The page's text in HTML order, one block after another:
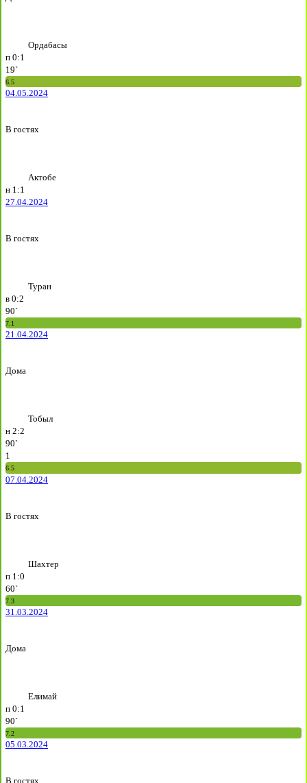
Ордабасы
п 0:1
19`
6.5
04.05.2024
В гостях
Актобе
н 1:1
27.04.2024
В гостях
Туран
в 0:2
90`
7.1
21.04.2024
Дома
Тобыл
н 2:2
90`
1
6.5
07.04.2024
В гостях
Шахтер
п 1:0
60`
7.3
31.03.2024
Дома
Елимай
п 0:1
90`
7.2
05.03.2024
В гостях